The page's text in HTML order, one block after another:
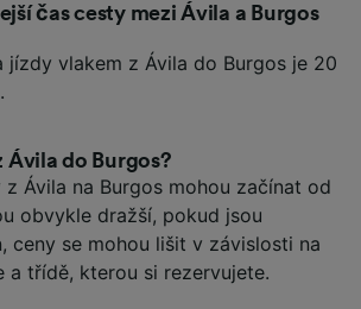
čas cesty mezi Ávila a Burgos
jízdy vlakem z Ávila do Burgos je 20
Ávila do Burgos?
Ávila na Burgos mohou začínat od
obvykle dražší, pokud jsou
ceny se mohou lišit v závislosti na
a třídě, kterou si rezervujete.